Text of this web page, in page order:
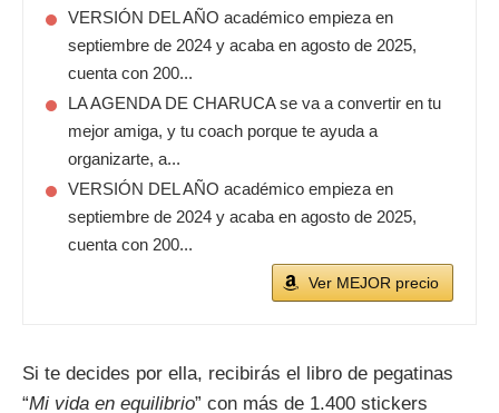
VERSIÓN DEL AÑO académico empieza en
septiembre de 2024 y acaba en agosto de 2025,
cuenta con 200...
LA AGENDA DE CHARUCA se va a convertir en tu
mejor amiga, y tu coach porque te ayuda a
organizarte, a...
VERSIÓN DEL AÑO académico empieza en
septiembre de 2024 y acaba en agosto de 2025,
cuenta con 200...
Ver MEJOR precio
Si te decides por ella, recibirás el libro de pegatinas
“Mi vida en equilibrio” con más de 1.400 stickers